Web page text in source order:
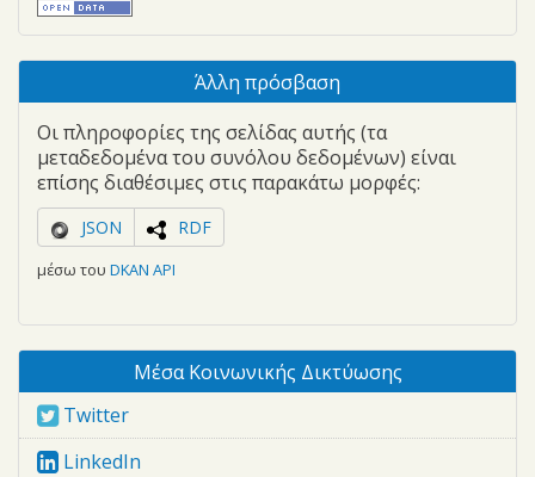
Άλλη πρόσβαση
Οι πληροφορίες της σελίδας αυτής (τα
μεταδεδομένα του συνόλου δεδομένων) είναι
επίσης διαθέσιμες στις παρακάτω μορφές:
JSON RDF
μέσω του DKAN API
Μέσα Κοινωνικής Δικτύωσης
Twitter
LinkedIn